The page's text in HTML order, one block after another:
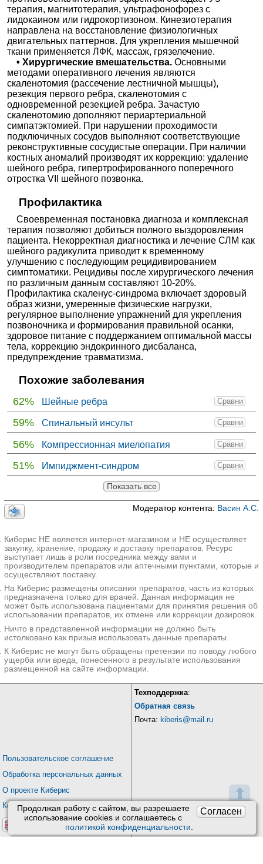
⬆
Согласен
Продолжая работу с сайтом, вы разрешаете
использование сookies и соглашаетесь с
политикой конфиденциальности.
терапия, магнитотерапия, ультрафонофорез с
лидокаином или гидрокортизоном. Кинезиотерапия
направлена на восстановление физиологичных
двигательных паттернов. Для укрепления мышечной
ткани применяется ЛФК, массаж, грязелечение.
• Хирургические вмешательства.Основными
методами оперативного лечения являются
скаленотомия (рассечение лестничной мышцы),
резекция первого ребра, скаленотомия с
одновременной резекцией ребра. Зачастую
скаленотомию дополняют периартериальной
симпатэктомией. При нарушении проходимости
подключичных сосудов выполняют соответствующие
реконструктивные сосудистые операции. При наличии
костных аномалий производят их коррекцию: удаление
шейного ребра, гипертрофированного поперечного
отростка VII шейного позвонка.
Профилактика
Своевременная постановка диагноза и комплексная
терапия позволяют добиться полного выздоровления
пациента. Некорректная диагностика и лечение СЛМ как
шейного радикулита приводит к временному
улучшению с последующим рецидивированием
симптоматики. Рецидивы после хирургического лечения
по различным данным составляют 10-20%.
Профилактика скаленус-синдрома включает здоровый
образ жизни, умеренные физические нагрузки,
регулярное выполнение упражнений для укрепления
позвоночника и формирования правильной осанки,
здоровое питание с поддержанием оптимальной массы
тела, коррекцию эндокринного дисбаланса,
предупреждение травматизма.
Похожие заболевания
62% Сравни
Шейные ребра
59% Сравни
Спинальный инсульт
56% Сравни
Компрессионная миелопатия
51% Сравни
Импиджмент-синдром
Показать все
Модератор контента: Васин А.С.
Киберис НЕ является интернет-магазином и НЕ осуществляет
закупку, хранение, продажу и доставку препаратов. Ресурс
выступает лишь в роли посредника между вами и
производителем препаратов или аптечными пунктами, которые и
осуществляют поставку.
На Киберис размещены описания препаратов, часть из которых
предназначена только для врачей. Данная информация не
может быть использована пациентами для принятия решения об
использовании препаратов, их отмене или коррекции дозировок.
Ничто в представленной информации не должно быть
истолковано как призыв использовать данные препараты.
К Киберис не могут быть обращены претензии по поводу любого
ущерба или вреда, понесенного в результате использования
размещенной на сайте информации.
Пользовательское соглашение
Обработка персональных данных
О проекте Киберис
Контакты
Техподдержка:
Обратная связь
Почта: kiberis@mail.ru